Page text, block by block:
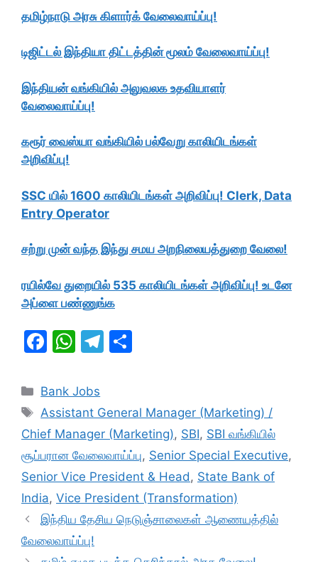
தமிழ்நாடு அரசு கிளார்க் வேலைவாய்ப்பு!
டிஜிட்டல் இந்தியா திட்டத்தின் மூலம் வேலைவாய்ப்பு!
இந்தியன் வங்கியில் அலுவலக உதவியாளர்
வேலைவாய்ப்பு!
கரூர் வைஸ்யா வங்கியில் பல்வேறு காலியிடங்கள்
அறிவிப்பு!
SSC யில் 1600 காலியிடங்கள் அறிவிப்பு! Clerk, Data
Entry Operator
சற்று முன் வந்த இந்து சமய அறநிலையத்துறை வேலை!
ரயில்வே துறையில் 535 காலியிடங்கள் அறிவிப்பு! உடனே
அப்ளை பண்ணுங்க
F
c
e
b
o
o
k
W
at
s
A
p
p
T
gr
a
m
e
Categories
Bank Jobs
Tags
Assistant General Manager (Marketing) /
Chief Manager (Marketing), SBI, SBI வங்கியில்
சூப்பரான வேலைவாய்ப்பு, Senior Special Executive,
Senior Vice President & Head, State Bank of
India, Vice President (Transformation)
இந்திய தேசிய நெடுஞ்சாலைகள் ஆணையத்தில்
வேலைவாய்ப்பு!